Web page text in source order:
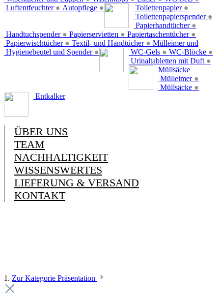
Luftentfeuchter ● Autopflege ● Toilettenpapier ●
Toilettenpapierspender ●
Papierhandtücher ●
Handtuchspender ● Papierservietten ● Papiertaschentücher ●
Papierwischtücher ● Textil- und Handtücher ●
Hygienebeutel und Spender ● WC-Gels ● WC-Blöcke ●
Urinaltabletten mit Duft ●
Mülleimer und
Müllsäcke
Mülleimer ●
Müllsäcke ●
Entkalker
ÜBER UNS
TEAM
NACHHALTIGKEIT
WISSENSWERTES
LIEFERUNG & VERSAND
KONTAKT
1. Zur Kategorie Präsentation